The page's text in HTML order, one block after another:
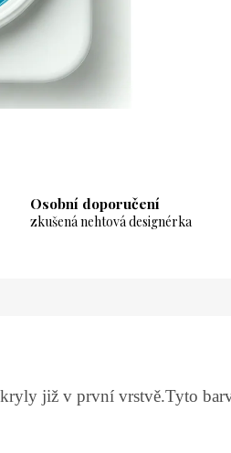
Osobní doporučení
zkušená nehtová designérka
již v první vrstvě.Tyto